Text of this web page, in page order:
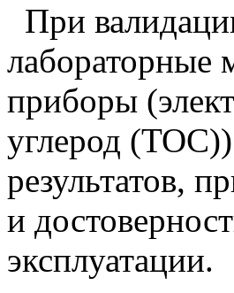
При
лабораторные
приборы
углерод
результатов,
и
эксплуатации.